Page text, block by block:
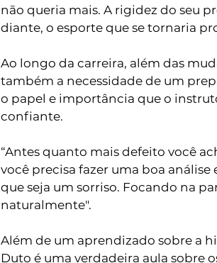
não queria mais. A rigidez do seu
diante, o esporte que se tornaria
Ao longo da carreira, além das
também a necessidade de um
o papel e importância que o
confiante.
“Antes quanto mais defeito você
você precisa fazer uma boa
que seja um sorriso. Focando na
naturalmente".
Além de um aprendizado sobre a
Duto é uma verdadeira aula sobre